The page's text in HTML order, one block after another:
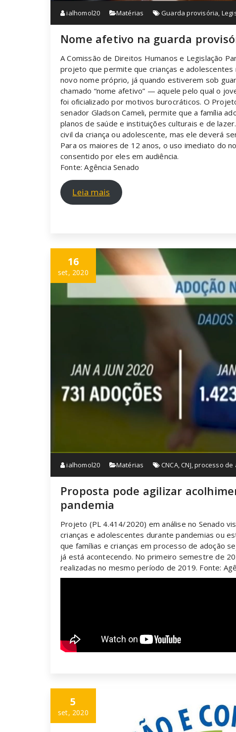
ialhomol20 Matérias Guarda provisória
Nome afetivo na guarda
A Comissão de Direitos Humanos e Legislação
projeto que permite que crianças e
novo nome próprio, já quando estiverem sob
chamado “nome afetivo” — aquele pelo qual o
foi oficializado por motivos burocráticos. O
senador Gladson Cameli, permite que a família
planos de saúde e instituições culturais e de
civil da criança ou adolescente, mas ele deverá
Para os maiores de 12 anos, o uso imediato do
consentido por eles em audiência.
Fonte: Agência Senado
Leia mais
16
set, 2020
ialhomol20 Matérias CNCA,CNJ,processo de
Proposta pode agilizar
pandemia
Projeto (PL 4.414/2020) em análise no Senado
crianças e adolescentes durante pandemias ou
que famílias e crianças em processo de adoção
já está acontecendo. No primeiro semestre de
realizadas no mesmo período de 2019. Fonte:
5
set, 2020